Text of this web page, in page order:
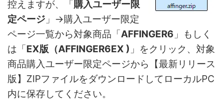
控えますが、「購入ユーザー限
定ページ 」→購入ユーザー限定
ページ一覧から対象商品「AFFINGER6 」もしく
は「EX版（AFFINGER6EX ) 」をクリック、対象
商品購入ユーザー限定ページから【最新リリース
版】ZIPファイルをダウンロードしてローカルPC
内に保存してください。